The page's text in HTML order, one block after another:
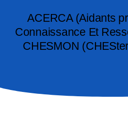
ACERCA (Aidants
Connaissance Et
CHESMON